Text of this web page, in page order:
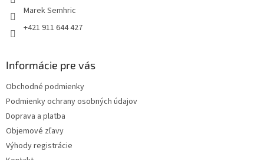
Marek Semhric
+421 911 644 427
Informácie pre vás
Obchodné podmienky
Podmienky ochrany osobných údajov
Doprava a platba
Objemové zľavy
Výhody registrácie